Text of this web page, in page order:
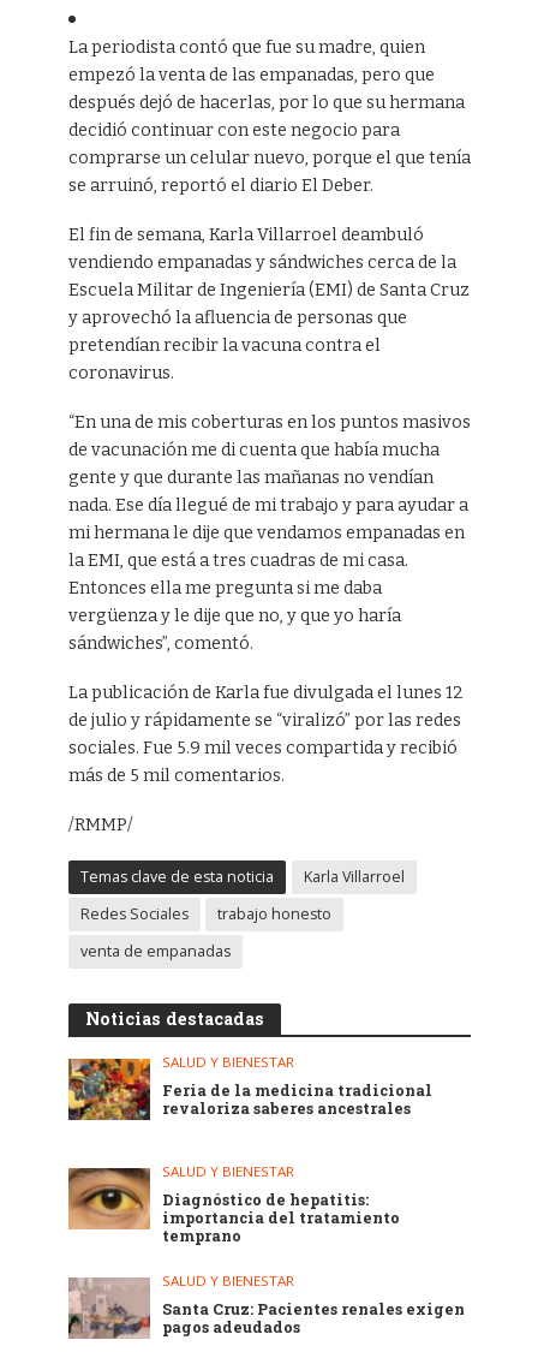
La periodista contó que fue su madre, quien
empezó la venta de las empanadas, pero que
después dejó de hacerlas, por lo que su hermana
decidió continuar con este negocio para
comprarse un celular nuevo, porque el que tenía
se arruinó, reportó el diario El Deber.
El fin de semana, Karla Villarroel deambuló
vendiendo empanadas y sándwiches cerca de la
Escuela Militar de Ingeniería (EMI) de Santa Cruz
y aprovechó la afluencia de personas que
pretendían recibir la vacuna contra el
coronavirus.
“En una de mis coberturas en los puntos masivos
de vacunación me di cuenta que había mucha
gente y que durante las mañanas no vendían
nada. Ese día llegué de mi trabajo y para ayudar a
mi hermana le dije que vendamos empanadas en
la EMI, que está a tres cuadras de mi casa.
Entonces ella me pregunta si me daba
vergüenza y le dije que no, y que yo haría
sándwiches”, comentó.
La publicación de Karla fue divulgada el lunes 12
de julio y rápidamente se “viralizó” por las redes
sociales. Fue 5.9 mil veces compartida y recibió
más de 5 mil comentarios.
/RMMP/
Temas clave de esta noticia
Karla Villarroel
Redes Sociales
trabajo honesto
venta de empanadas
Noticias destacadas
SALUD Y BIENESTAR
Feria de la medicina tradicional
revaloriza saberes ancestrales
SALUD Y BIENESTAR
Diagnóstico de hepatitis:
importancia del tratamiento
temprano
SALUD Y BIENESTAR
Santa Cruz: Pacientes renales exigen
pagos adeudados